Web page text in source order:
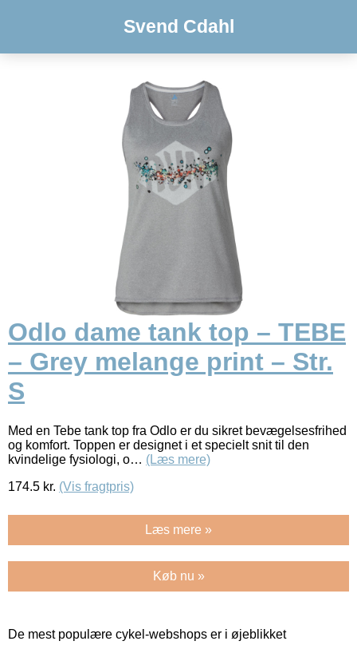
Svend Cdahl
Odlo dame tank top – TEBE
– Grey melange print – Str.
S
Med en Tebe tank top fra Odlo er du sikret bevægelsesfrihed
og komfort. Toppen er designet i et specielt snit til den
kvindelige fysiologi, o… (Læs mere)
174.5 kr. (Vis fragtpris)
Læs mere »
Køb nu »
De mest populære cykel-webshops er i øjeblikket